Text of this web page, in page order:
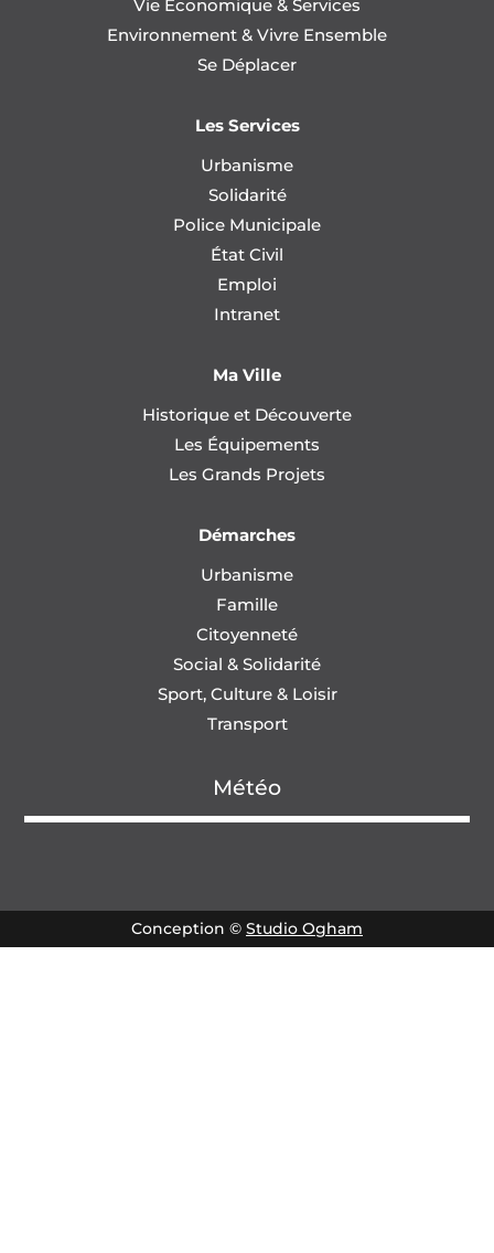
Vie Économique & Services
Environnement & Vivre Ensemble
Se Déplacer
Les Services
Urbanisme
Solidarité
Police Municipale
État Civil
Emploi
Intranet
Ma Ville
Historique et Découverte
Les Équipements
Les Grands Projets
Démarches
Urbanisme
Famille
Citoyenneté
Social & Solidarité
Sport, Culture & Loisir
Transport
Météo
Conception © Studio Ogham